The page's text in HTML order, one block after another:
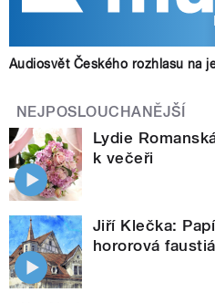
Audiosvět Českého rozhlasu na
NEJPOSLOUCHANĚJŠÍ
Lydie
k večeři
Jiří Klečka:
hororová